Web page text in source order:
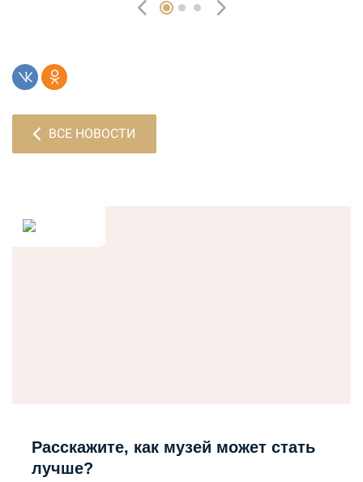
ВСЕ НОВОСТИ
Расскажите, как музей может стать
лучше?